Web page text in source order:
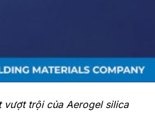
vượt trội của Aerogel silica